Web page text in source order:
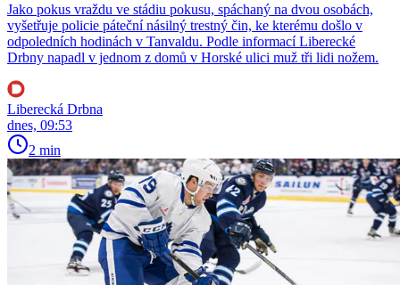
Jako pokus vraždu ve stádiu pokusu, spáchaný na dvou osobách,
vyšetřuje policie páteční násilný trestný čin, ke kterému došlo v
odpoledních hodinách v Tanvaldu. Podle informací Liberecké
Drbny napadl v jednom z domů v Horské ulici muž tři lidi nožem.
Liberecká Drbna
dnes, 09:53
2 min